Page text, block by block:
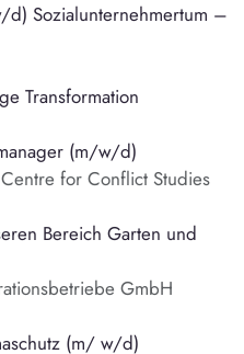
Sozialunternehmertum –
Transformation
(m/w/d)
for Conflict Studies
Bereich Garten und
GmbH
(m/ w/d)